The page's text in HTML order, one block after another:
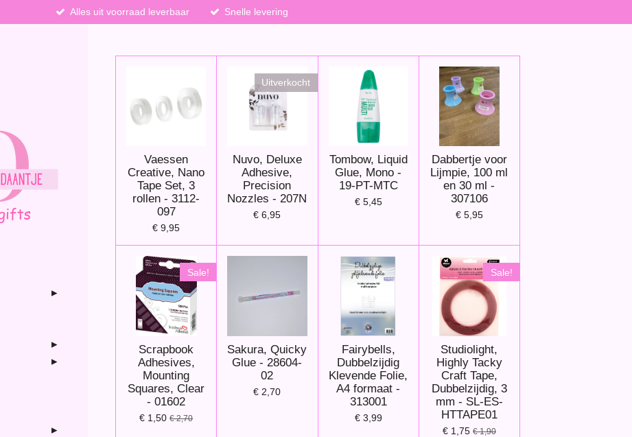
Alles uit voorraad leverbaar Snelle levering
Vaessen
Creative, Nano
Tape Set, 3
rollen - 3112-
097
€ 9,95
Uitverkocht
Nuvo, Deluxe
Adhesive,
Precision
Nozzles - 207N
€ 6,95
Tombow, Liquid
Glue, Mono -
19-PT-MTC
€ 5,45
Dabbertje voor
Lijmpie, 100 ml
en 30 ml -
307106
€ 5,95
Sale!
Scrapbook
Adhesives,
Mounting
Squares, Clear
- 01602
€ 1,50 € 2,70
Sakura, Quicky
Glue - 28604-
02
€ 2,70
Fairybells,
Dubbelzijdig
Klevende Folie,
A4 formaat -
313001
€ 3,99
Sale!
Studiolight,
Highly Tacky
Craft Tape,
Dubbelzijdig, 3
mm - SL-ES-
HTTAPE01
€ 1,75 € 1,90